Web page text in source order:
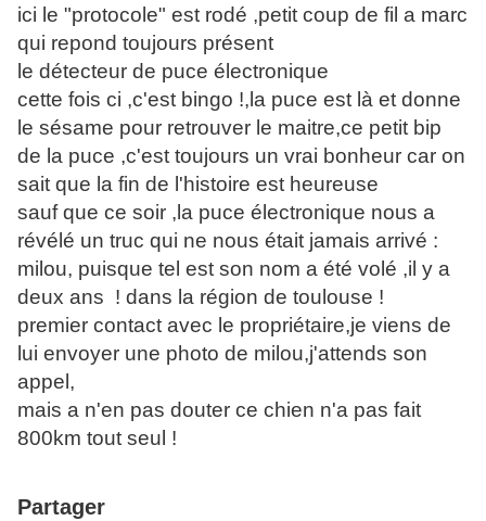
ici le "protocole" est rodé ,petit coup de fil a marc
qui repond toujours présent
le détecteur de puce électronique
cette fois ci ,c'est bingo !,la puce est là et donne
le sésame pour retrouver le maitre,ce petit bip
de la puce ,c'est toujours un vrai bonheur car on
sait que la fin de l'histoire est heureuse
sauf que ce soir ,la puce électronique nous a
révélé un truc qui ne nous était jamais arrivé :
milou, puisque tel est son nom a été volé ,il y a
deux ans ! dans la région de toulouse !
premier contact avec le propriétaire,je viens de
lui envoyer une photo de milou,j'attends son
appel,
mais a n'en pas douter ce chien n'a pas fait
800km tout seul !
Partager